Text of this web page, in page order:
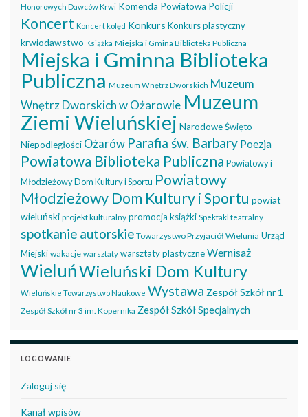
Honorowych Dawców Krwi Komenda Powiatowa Policji
Koncert Koncert kolęd Konkurs Konkurs plastyczny
krwiodawstwo Książka Miejska i Gmina Biblioteka Publiczna
Miejska i Gminna Biblioteka
Publiczna Muzeum Wnętrz Dworskich Muzeum
Wnętrz Dworskich w Ożarowie Muzeum
Ziemi Wieluńskiej Narodowe Święto
Niepodległości Ożarów Parafia św. Barbary Poezja
Powiatowa Biblioteka Publiczna Powiatowy i
Młodzieżowy Dom Kultury i Sportu Powiatowy
Młodzieżowy Dom Kultury i Sportu powiat
wieluński projekt kulturalny promocja książki Spektakl teatralny
spotkanie autorskie Towarzystwo Przyjaciół Wielunia Urząd
Miejski wakacje warsztaty warsztaty plastyczneWernisaż
WieluńWieluński Dom Kultury
Wieluńskie Towarzystwo Naukowe Wystawa Zespół Szkół nr 1
Zespół Szkół nr 3 im. Kopernika Zespół Szkół Specjalnych
LOGOWANIE
Zaloguj się
Kanał wpisów